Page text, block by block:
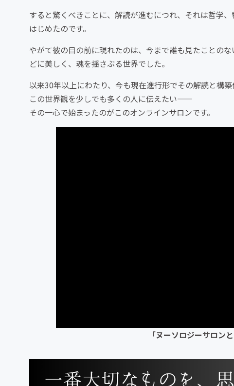
すると驚くべきことに、解読が進むにつれ、それは哲学
はじめたのです。
やがて彼の目の前に現れたのは、今まで誰も見たことの
どに美しく、魂を揺さぶる世界でした。
以来30年以上にわたり、今も現在進行形でその解読と構築
この世界観を少しでも多くの人に伝えたい――
その一心で始まったのがこのオンラインサロンです。
「ヌーソロジーサロン